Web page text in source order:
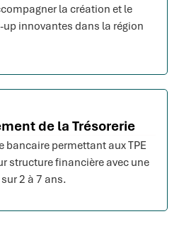
la création et le
innovantes dans la région
de la Trésorerie
bancaire permettant aux TPE
structure financière avec une
2 à 7 ans.